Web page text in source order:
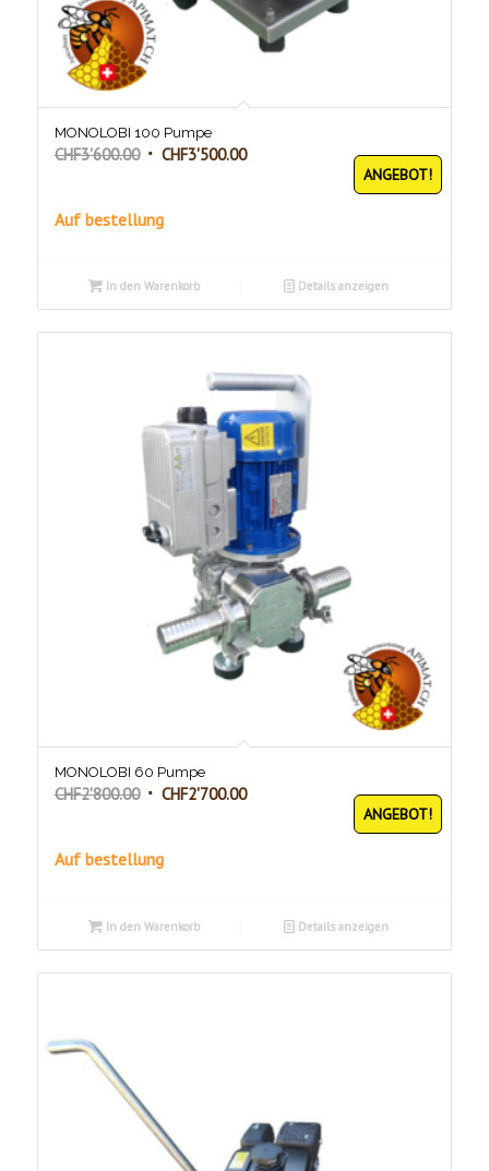
MONOLOBI 100 Pumpe
CHF3'600.00 Ursprünglicher
CHF3'600.00
CHF3'500.00Aktueller
ANGEBOT!
Auf bestellung
In den Warenkorb Details anzeigen
MONOLOBI 60 Pumpe
CHF2'800.00 Ursprünglicher
CHF2'800.00
CHF2'700.00Aktueller
ANGEBOT!
Auf bestellung
In den Warenkorb Details anzeigen